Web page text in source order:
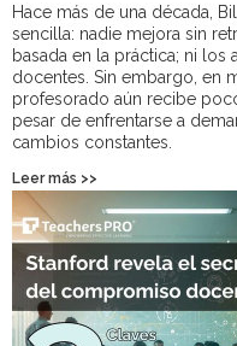
Hace más de una década,
sencilla: nadie mejora sin
basada en la práctica; ni los
docentes. Sin embargo, en
profesorado aún recibe
pesar de enfrentarse a
cambios constantes.
Leer más >>